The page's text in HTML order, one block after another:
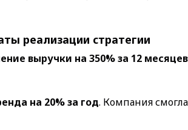
реализации стратегии
выручки на 350% за 12 месяцев
на 20% за год. Компания